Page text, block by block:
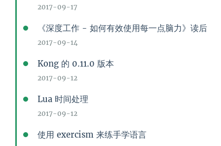
2017-09-17
《深度工作 - 如何有效使用每一点脑力》读后
2017-09-14
Kong 的 0.11.0 版本
2017-09-12
Lua 时间处理
2017-09-12
使用 exercism 来练手学语言